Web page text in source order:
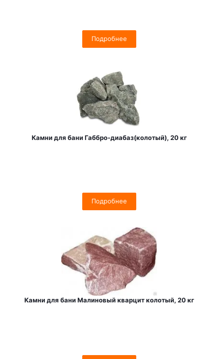
Подробнее
Камни для бани Габбро-диабаз(колотый), 20 кг
Подробнее
Камни для бани Малиновый кварцит колотый, 20 кг